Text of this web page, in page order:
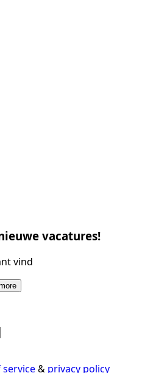
vacatures!
vind
& privacy policy